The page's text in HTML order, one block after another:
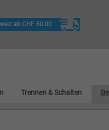
ab CHF 50.00
Trennen & Schalten